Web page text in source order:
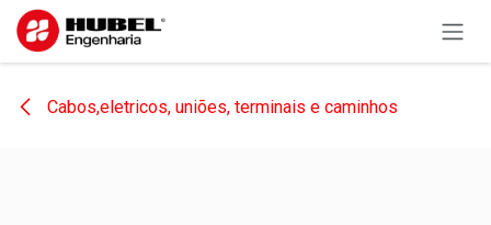
Pular para o conteúdo
Cabos,eletricos, uniões, terminais e caminhos